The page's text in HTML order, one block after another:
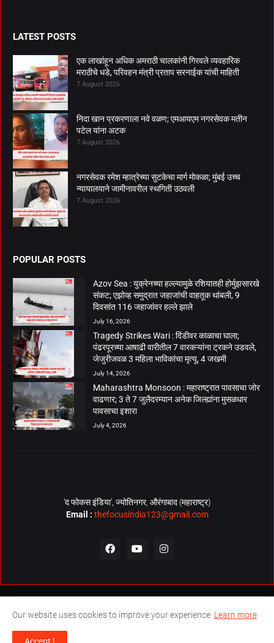
LATEST POSTS
एक लाखांहून अधिक अमराठी चालकांनी गिरवले व्यवहारिक
मराठीचे धडे, परिवहन मंत्री प्रताप सरनाईक यांची माहिती
7 August 2026
निदा खान प्रकरणाला नवे वळण; एमआयएम नगरसेवक मतीन
पटेल यांना अटक
7 August 2026
नगरसेवक रमेश म्हात्रेच्या सुटकेचा मार्ग मोकळा; मुंबई उच्च
न्यायालयाने जामीनावरील स्थगिती उठवली
7 August 2026
POPULAR POSTS
Azov Sea : युक्रेनच्या हल्ल्यामुळे रशियातही होर्मुझसारखे
संकट; एझोव्ह समुद्रात जहाजांची वाहतूक थांबली, 9
दिवसांत 116 जहाजांवर हल्ले झाले
July 16, 2026
Tragedy Strikes Wari : दिंडीवर काळाचा घाला;
पंढरपूरच्या आषाढी वारीतील 7 वारकऱ्यांना ट्रकने उडवले,
जेजुरीजवळ 3 महिला भाविकांचा मृत्यू, 4 जखमी
July 14, 2026
Maharashtra Monsoon : महाराष्ट्रात पावसाचा जोर
वाढणार; 3 ते 7 जुलैदरम्यान अनेक जिल्ह्यांना मुसळधार
पावसाचा इशारा
July 4, 2026
‘द फोकस इंडिया’, ज्योतिनगर, औरंगाबाद (महाराष्ट्र)
Email : thefocusindia123@gmail.com
© Copyrights 2026. All Rights Reserved. Technical Support by
About Us Contact Us The Focus India Policy
Our website uses cookies to improve your experience. Learn more